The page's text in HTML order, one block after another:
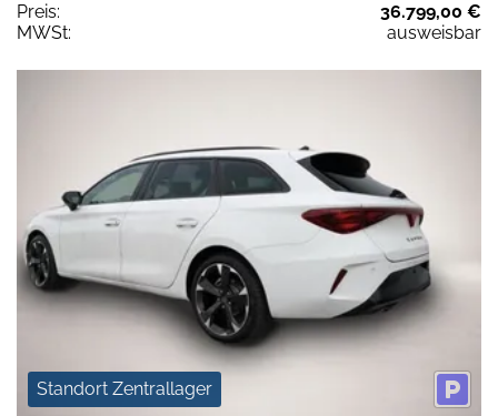
Preis:
36.799,00 €
MWSt:
ausweisbar
Standort Zentrallager